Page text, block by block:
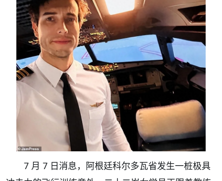
7 月 7 日消息，阿根廷科尔多瓦省发生一桩极具